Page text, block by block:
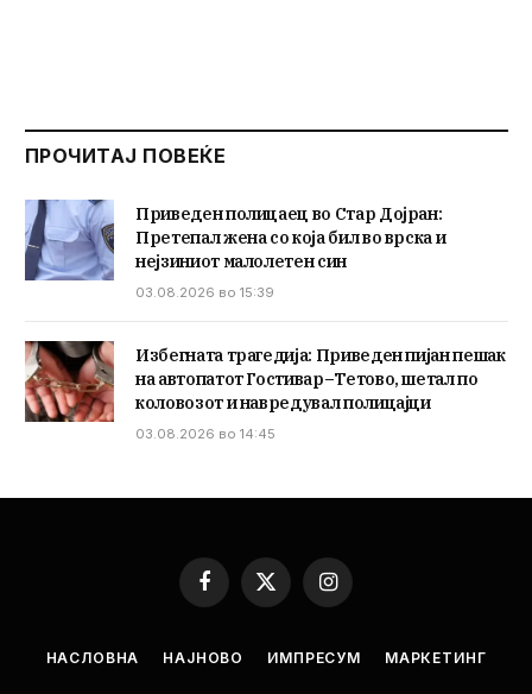
ПРОЧИТАЈ ПОВЕЌЕ
Приведен полицаец во Стар Дојран:
Претепал жена со која бил во врска и
нејзиниот малолетен син
03.08.2026 во 15:39
Избегната трагедија: Приведен пијан пешак
на автопатот Гостивар–Тетово, шетал по
коловозот и навредувал полицајци
03.08.2026 во 14:45
Facebook
X
Instagram
НАСЛОВНА НАЈНОВО ИМПРЕСУМ МАРКЕТИНГ